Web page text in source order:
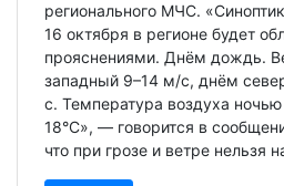
регионального МЧС.
16 октября в регионе будет
прояснениями. Днём дождь.
западный 9–14 м/с, днём
с. Температура воздуха
18°С», — говорится в
что при грозе и ветре нельзя